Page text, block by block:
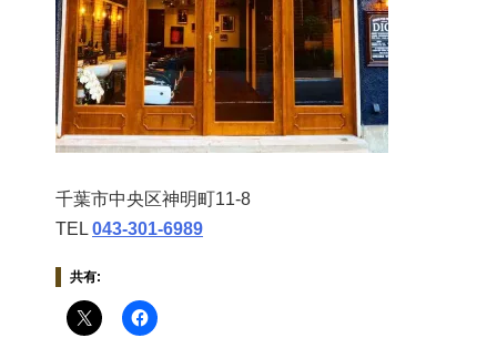
千葉市中央区神明町11-8
TEL 043‐301‐6989
共有: